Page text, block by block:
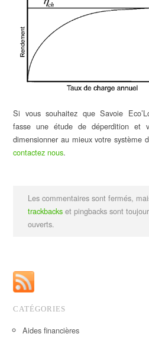
Si vous souhaitez que Savoie
fasse une étude de déperdition et
dimensionner au mieux votre système
contactez nous.
Les commentaires sont fermés,
trackbacks et pingbacks sont
ouverts.
CATÉGORIES
Aides financières